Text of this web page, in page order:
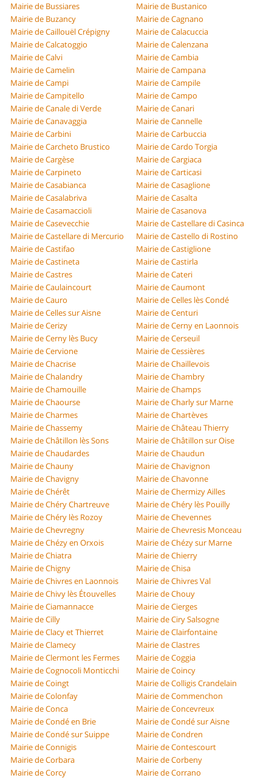
Mairie de Bussiares
Mairie de Bustanico
Mairie de Buzancy
Mairie de Cagnano
Mairie de Caillouël Crépigny
Mairie de Calacuccia
Mairie de Calcatoggio
Mairie de Calenzana
Mairie de Calvi
Mairie de Cambia
Mairie de Camelin
Mairie de Campana
Mairie de Campi
Mairie de Campile
Mairie de Campitello
Mairie de Campo
Mairie de Canale di Verde
Mairie de Canari
Mairie de Canavaggia
Mairie de Cannelle
Mairie de Carbini
Mairie de Carbuccia
Mairie de Carcheto Brustico
Mairie de Cardo Torgia
Mairie de Cargèse
Mairie de Cargiaca
Mairie de Carpineto
Mairie de Carticasi
Mairie de Casabianca
Mairie de Casaglione
Mairie de Casalabriva
Mairie de Casalta
Mairie de Casamaccioli
Mairie de Casanova
Mairie de Casevecchie
Mairie de Castellare di Casinca
Mairie de Castellare di Mercurio
Mairie de Castello di Rostino
Mairie de Castifao
Mairie de Castiglione
Mairie de Castineta
Mairie de Castirla
Mairie de Castres
Mairie de Cateri
Mairie de Caulaincourt
Mairie de Caumont
Mairie de Cauro
Mairie de Celles lès Condé
Mairie de Celles sur Aisne
Mairie de Centuri
Mairie de Cerizy
Mairie de Cerny en Laonnois
Mairie de Cerny lès Bucy
Mairie de Cerseuil
Mairie de Cervione
Mairie de Cessières
Mairie de Chacrise
Mairie de Chaillevois
Mairie de Chalandry
Mairie de Chambry
Mairie de Chamouille
Mairie de Champs
Mairie de Chaourse
Mairie de Charly sur Marne
Mairie de Charmes
Mairie de Chartèves
Mairie de Chassemy
Mairie de Château Thierry
Mairie de Châtillon lès Sons
Mairie de Châtillon sur Oise
Mairie de Chaudardes
Mairie de Chaudun
Mairie de Chauny
Mairie de Chavignon
Mairie de Chavigny
Mairie de Chavonne
Mairie de Chérêt
Mairie de Chermizy Ailles
Mairie de Chéry Chartreuve
Mairie de Chéry lès Pouilly
Mairie de Chéry lès Rozoy
Mairie de Chevennes
Mairie de Chevregny
Mairie de Chevresis Monceau
Mairie de Chézy en Orxois
Mairie de Chézy sur Marne
Mairie de Chiatra
Mairie de Chierry
Mairie de Chigny
Mairie de Chisa
Mairie de Chivres en Laonnois
Mairie de Chivres Val
Mairie de Chivy lès Étouvelles
Mairie de Chouy
Mairie de Ciamannacce
Mairie de Cierges
Mairie de Cilly
Mairie de Ciry Salsogne
Mairie de Clacy et Thierret
Mairie de Clairfontaine
Mairie de Clamecy
Mairie de Clastres
Mairie de Clermont les Fermes
Mairie de Coggia
Mairie de Cognocoli Monticchi
Mairie de Coincy
Mairie de Coingt
Mairie de Colligis Crandelain
Mairie de Colonfay
Mairie de Commenchon
Mairie de Conca
Mairie de Concevreux
Mairie de Condé en Brie
Mairie de Condé sur Aisne
Mairie de Condé sur Suippe
Mairie de Condren
Mairie de Connigis
Mairie de Contescourt
Mairie de Corbara
Mairie de Corbeny
Mairie de Corcy
Mairie de Corrano